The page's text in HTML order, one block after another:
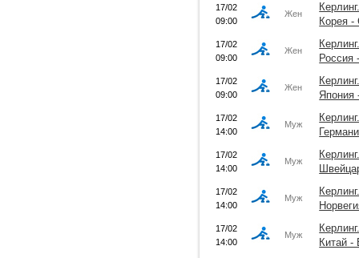
17/02
09:00
Жен
Корея
17/02
09:00
Жен
Россия
17/02
09:00
Жен
Япония
17/02
14:00
Муж
17/02
14:00
Муж
17/02
14:00
Муж
17/02
14:00
Муж
Китай -